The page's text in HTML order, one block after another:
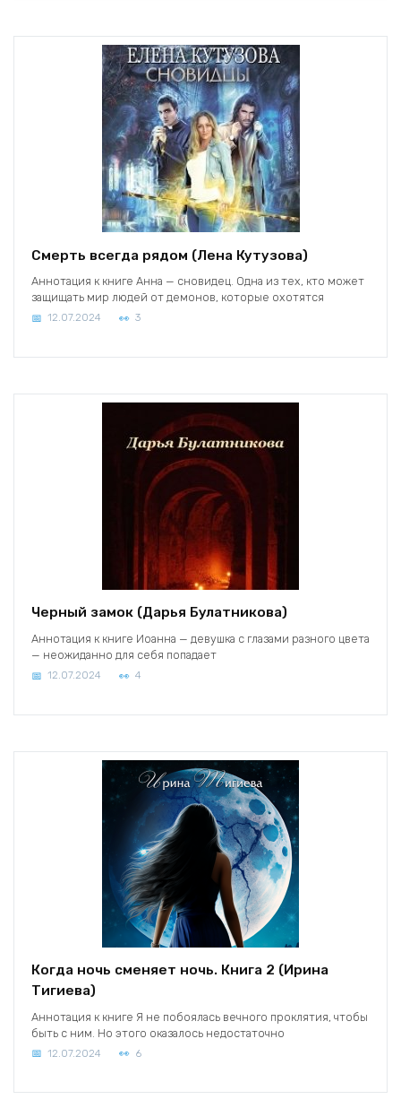
Смерть всегда рядом (Лена Кутузова)
Аннотация к книге Анна — сновидец. Одна из тех, кто может
защищать мир людей от демонов, которые охотятся
12.07.2024 3
Черный замок (Дарья Булатникова)
Аннотация к книге Иоанна — девушка с глазами разного цвета
— неожиданно для себя попадает
12.07.2024 4
Когда ночь сменяет ночь. Книга 2 (Ирина
Тигиева)
Аннотация к книге Я не побоялась вечного проклятия, чтобы
быть с ним. Но этого оказалось недостаточно
12.07.2024 6